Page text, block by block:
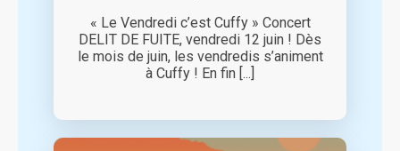
« Le Vendredi c’est Cuffy » Concert
DELIT DE FUITE, vendredi 12 juin ! Dès
le mois de juin, les vendredis s’animent
à Cuffy ! En fin [...]